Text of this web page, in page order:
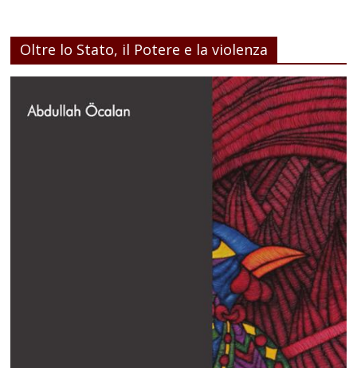
Oltre lo Stato, il Potere e la violenza